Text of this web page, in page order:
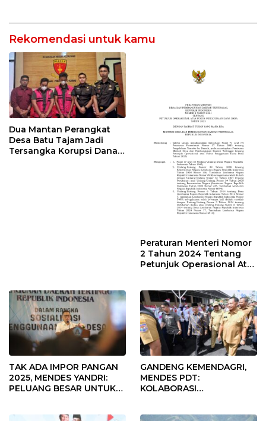
Rekomendasi untuk kamu
Dua Mantan Perangkat
Desa Batu Tajam Jadi
Tersangka Korupsi Dana
Peraturan Menteri Nomor
2 Tahun 2024 Tentang
Petunjuk Operasional Atas
TAK ADA IMPOR PANGAN
2025, MENDES YANDRI:
PELUANG BESAR UNTUK
GANDENG KEMENDAGRI,
MENDES PDT:
KOLABORASI